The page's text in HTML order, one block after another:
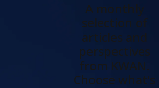
A monthly
selection of
articles and
perspectives
from KWAN.
Choose what's